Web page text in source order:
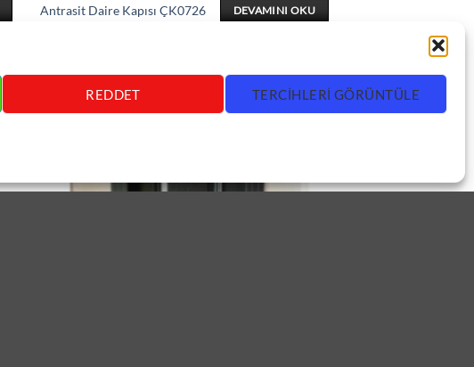
REDDET TERCIHLERI GÖRÜNTÜLE
Antrasit Daire Kapısı ÇK0726 DEVAMINI OKU